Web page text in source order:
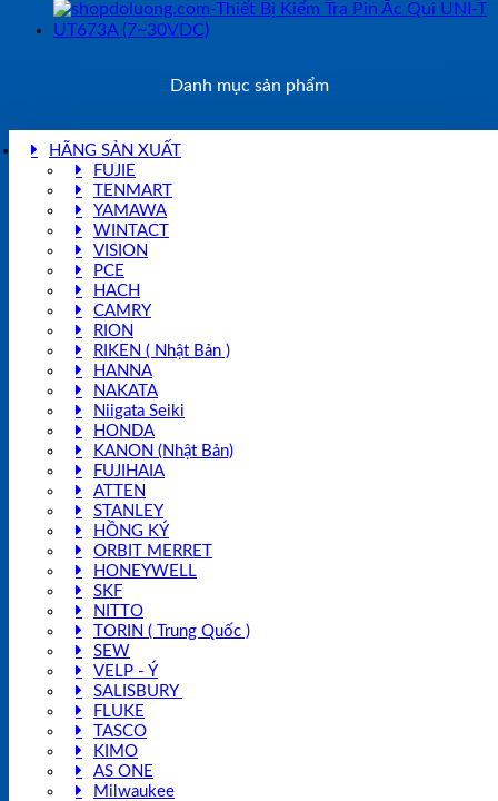
lượng
Danh mục sản phẩm
HÃNG SẢN XUẤT
FUJIE
TENMART
YAMAWA
WINTACT
VISION
PCE
HACH
CAMRY
RION
RIKEN ( Nhật Bản )
HANNA
NAKATA
Niigata Seiki
HONDA
KANON (Nhật Bản)
FUJIHAIA
ATTEN
STANLEY
HỒNG KÝ
ORBIT MERRET
HONEYWELL
SKF
NITTO
TORIN ( Trung Quốc )
SEW
VELP - Ý
SALISBURY
FLUKE
TASCO
KIMO
AS ONE
Milwaukee